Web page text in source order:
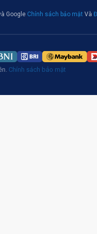
Google Chính sách bảo mật Và
Chính sách bảo mật